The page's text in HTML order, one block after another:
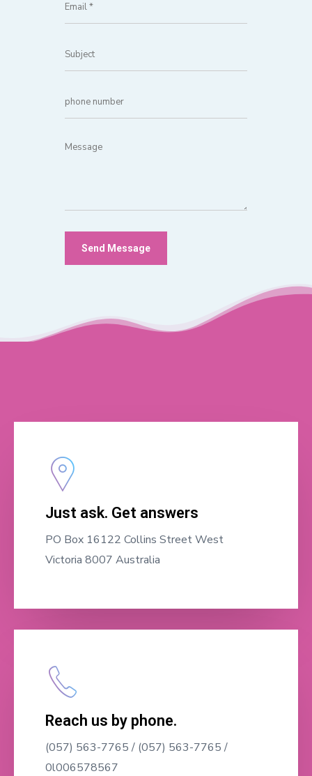
Just ask. Get answers
PO Box 16122 Collins Street West
Victoria 8007 Australia
Reach us by phone.
(057) 563-7765 / (057) 563-7765 /
0l006578567